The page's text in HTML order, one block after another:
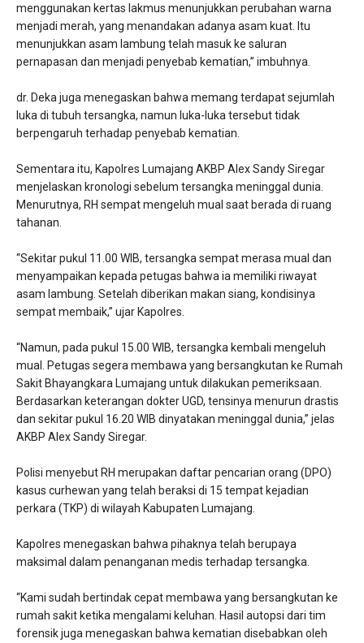
menggunakan kertas lakmus menunjukkan perubahan warna
menjadi merah, yang menandakan adanya asam kuat. Itu
menunjukkan asam lambung telah masuk ke saluran
pernapasan dan menjadi penyebab kematian,” imbuhnya.
dr. Deka juga menegaskan bahwa memang terdapat sejumlah
luka di tubuh tersangka, namun luka-luka tersebut tidak
berpengaruh terhadap penyebab kematian.
Sementara itu, Kapolres Lumajang AKBP Alex Sandy Siregar
menjelaskan kronologi sebelum tersangka meninggal dunia.
Menurutnya, RH sempat mengeluh mual saat berada di ruang
tahanan.
“Sekitar pukul 11.00 WIB, tersangka sempat merasa mual dan
menyampaikan kepada petugas bahwa ia memiliki riwayat
asam lambung. Setelah diberikan makan siang, kondisinya
sempat membaik,” ujar Kapolres.
“Namun, pada pukul 15.00 WIB, tersangka kembali mengeluh
mual. Petugas segera membawa yang bersangkutan ke Rumah
Sakit Bhayangkara Lumajang untuk dilakukan pemeriksaan.
Berdasarkan keterangan dokter UGD, tensinya menurun drastis
dan sekitar pukul 16.20 WIB dinyatakan meninggal dunia,” jelas
AKBP Alex Sandy Siregar.
Polisi menyebut RH merupakan daftar pencarian orang (DPO)
kasus curhewan yang telah beraksi di 15 tempat kejadian
perkara (TKP) di wilayah Kabupaten Lumajang.
Kapolres menegaskan bahwa pihaknya telah berupaya
maksimal dalam penanganan medis terhadap tersangka.
“Kami sudah bertindak cepat membawa yang bersangkutan ke
rumah sakit ketika mengalami keluhan. Hasil autopsi dari tim
forensik juga menegaskan bahwa kematian disebabkan oleh